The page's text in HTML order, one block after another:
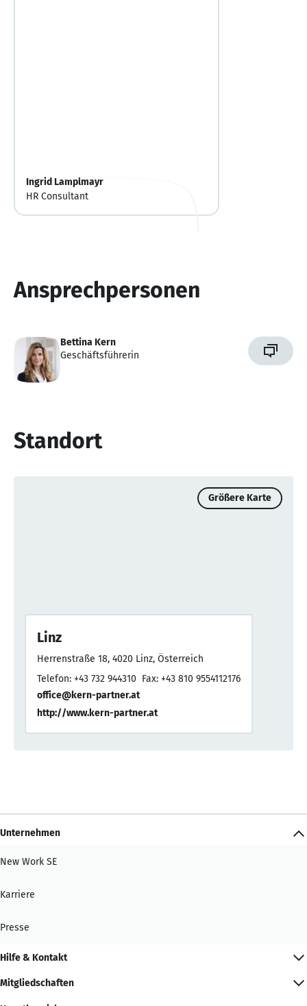
Ingrid Lamplmayr
HR Consultant
Ansprechpersonen
Bettina Kern
Geschäftsführerin
Standort
Größere Karte
Linz
Herrenstraße 18, 4020 Linz, Österreich
Telefon: +43 732 944310 Fax: +43 810 9554112176
office@kern-partner.at
http://www.kern-partner.at
Unternehmen
New Work SE
Karriere
Presse
Hilfe & Kontakt
Mitgliedschaften